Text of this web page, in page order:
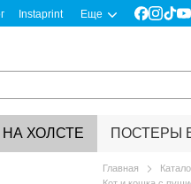
Instaprint Еще
ХОЛСТЕ ПОСТЕРЫ
Главная